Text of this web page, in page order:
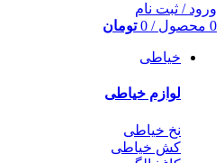
ورود / ثبت نام
0 محصول /
0 تومان
خیاطی
لوازم خیاطی
نخ خیاطی
کش خیاطی